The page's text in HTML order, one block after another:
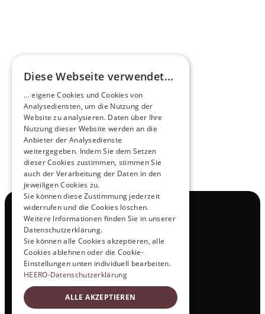
HEERO
Mehr erfahren
View All
Navigation
Kontakt
Probefahrt
Karriere
Investor Relations
Legal & Policies
Impressum
Diese Webseite verwendet...
... eigene Cookies und Cookies von
Analysediensten, um die Nutzung der
Website zu analysieren. Daten über Ihre
Nutzung dieser Website werden an die
Anbieter der Analysedienste
weitergegeben. Indem Sie dem Setzen
dieser Cookies zustimmen, stimmen Sie
auch der Verarbeitung der Daten in den
jeweiligen Cookies zu.
Sie können diese Zustimmung jederzeit
widerrufen und die Cookies löschen.
Weitere Informationen finden Sie in unserer
Datenschutzerklärung.
Sie können alle Cookies akzeptieren, alle
Cookies ablehnen oder die Cookie-
Einstellungen unten individuell bearbeiten.
HEERO-Datenschutzerklärung
ALLE AKZEPTIEREN